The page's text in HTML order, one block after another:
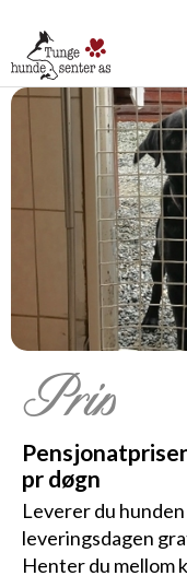
Pris
pr døgn
Leverer du
leveringsdagen
Henter du mellom